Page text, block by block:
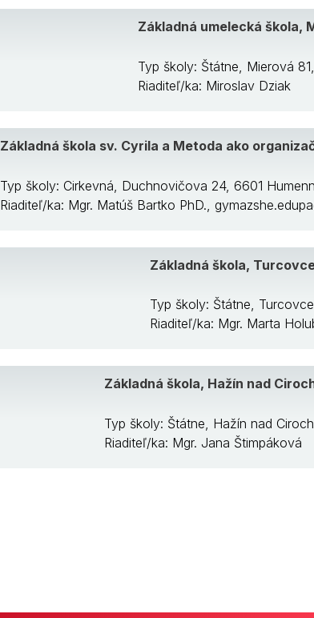
Základná umelecká škola,
Typ školy: Štátne, Mierová
Riaditeľ/ka: Miroslav Dziak
Základná škola sv. Cyrila a Metoda ako
Typ školy: Cirkevná, Duchnovičova 24, 6601
Riaditeľ/ka: Mgr. Matúš Bartko PhD.,
Základná škola,
Typ školy: Štátne,
Riaditeľ/ka: Mgr. Marta
Základná škola, Hažín nad
Typ školy: Štátne, Hažín nad
Riaditeľ/ka: Mgr. Jana Štimpáková